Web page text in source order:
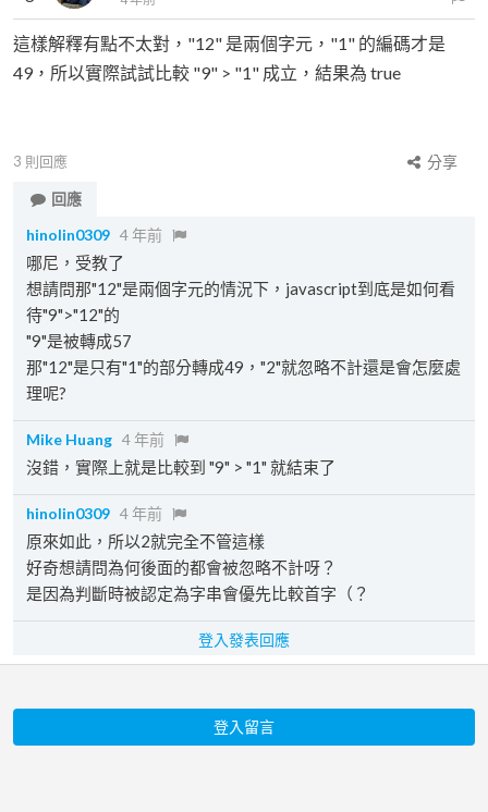
這樣解釋有點不太對，"12" 是兩個字元，"1" 的編碼才是
49，所以實際試試比較 "9" > "1" 成立，結果為 true
3 則回應
分享
回應
hinolin0309 4 年前
哪尼，受教了
想請問那"12"是兩個字元的情況下，javascript到底是如何看
待"9">"12"的
"9"是被轉成57
那"12"是只有"1"的部分轉成49，"2"就忽略不計還是會怎麼處
理呢?
Mike Huang 4 年前
沒錯，實際上就是比較到 "9" > "1" 就結束了
hinolin0309 4 年前
原來如此，所以2就完全不管這樣
好奇想請問為何後面的都會被忽略不計呀？
是因為判斷時被認定為字串會優先比較首字（？
登入發表回應
登入留言